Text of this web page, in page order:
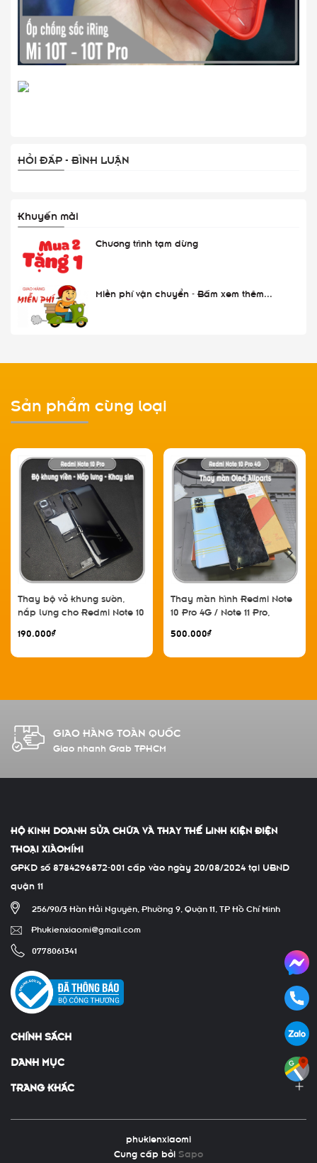
HỎI ĐÁP - BÌNH LUẬN
Khuyến mãi
Chương trình tạm dừng
Miễn phí vận chuyển - Bấm xem thêm...
Sản phẩm cùng loại
Thay bộ vỏ khung sườn,
nắp lưng cho Redmi Note 10
190.000₫
Thay màn hình Redmi Note
10 Pro 4G / Note 11 Pro,
500.000₫
GIAO HÀNG TOÀN QUỐC
Giao nhanh Grab TPHCM
HỘ KINH DOANH SỬA CHỮA VÀ THAY THẾ LINH KIỆN ĐIỆN
THOẠI XIÀOMÍMI
GPKD số 8784296872-001 cấp vào ngày 20/08/2024 tại UBND
quận 11
256/90/3 Hàn Hải Nguyên, Phường 9, Quận 11, TP Hồ Chí Minh
Phukienxiaomi@gmail.com
0778061341
CHÍNH SÁCH
DANH MỤC
TRANG KHÁC
phukienxiaomi
Cung cấp bởi Sapo